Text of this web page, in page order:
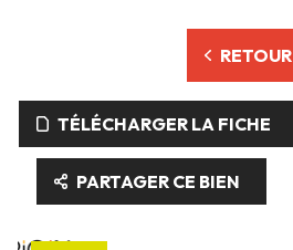
RETOUR
TÉLÉCHARGER LA FICHE
PARTAGER CE BIEN